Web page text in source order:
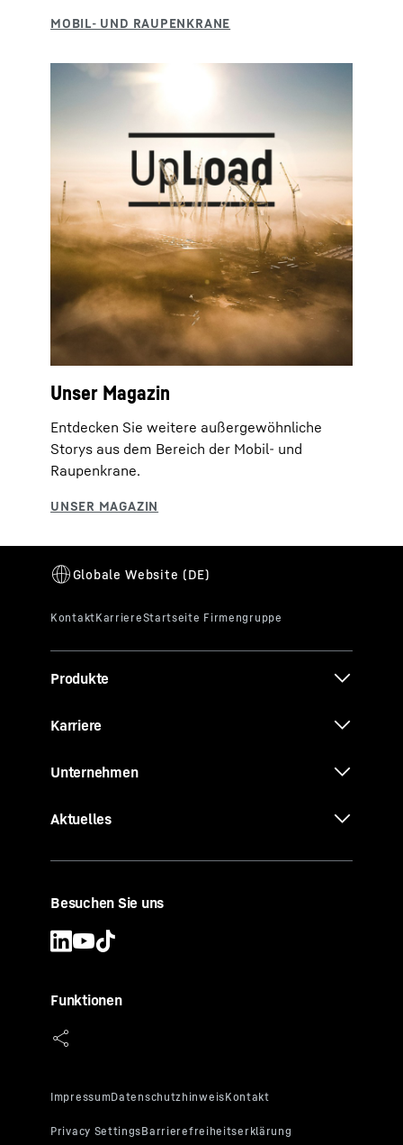
Unser Magazin
Entdecken Sie weitere außergewöhnliche
Storys aus dem Bereich der Mobil- und
Raupenkrane.
Produkte
Karriere
Unternehmen
Aktuelles
Besuchen Sie uns
Funktionen